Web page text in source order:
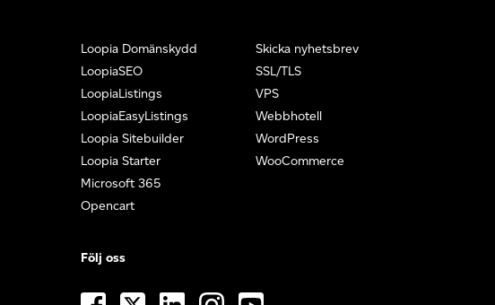
Loopia Domänskydd
LoopiaSEO
LoopiaListings
LoopiaEasyListings
Loopia Sitebuilder
Loopia Starter
Microsoft 365
Opencart
Skicka nyhetsbrev
SSL/TLS
VPS
Webbhotell
WordPress
WooCommerce
Följ oss